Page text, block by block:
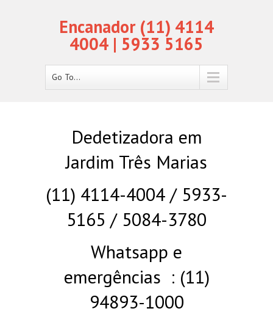
Encanador (11) 4114
4004 | 5933 5165
Go To...
Dedetizadora em
Jardim Três Marias
(11) 4114-4004 / 5933-
5165 / 5084-3780
Whatsapp e
emergências : (11)
94893-1000